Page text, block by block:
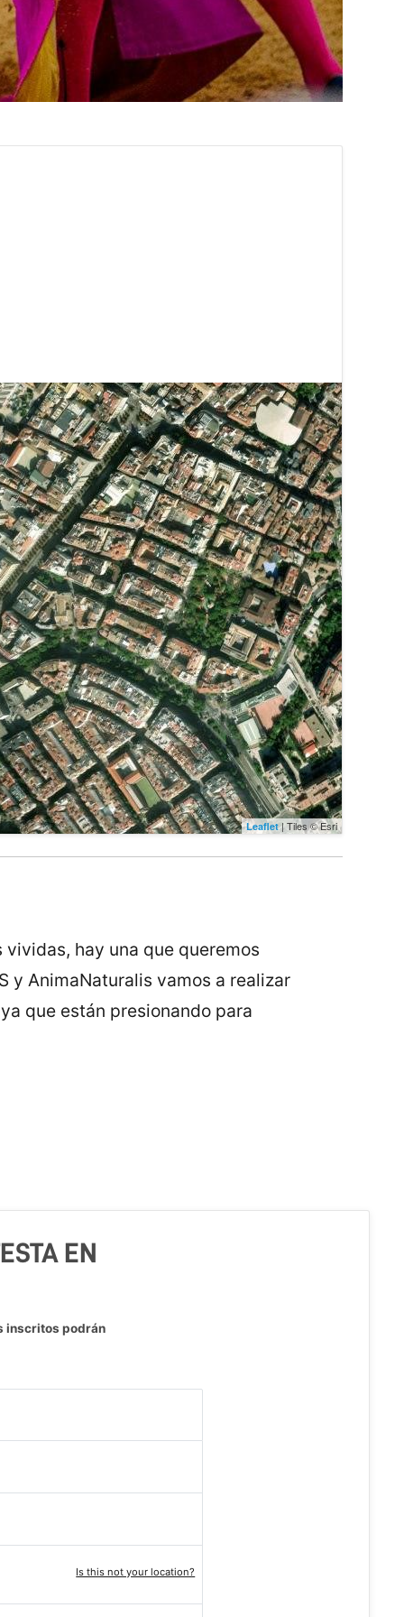
Leaflet| Tiles © Esri
hay una que queremos
y AnimaNaturalis vamos a realizar
que están presionando para
EN
inscritos podrán
Is this not your location?